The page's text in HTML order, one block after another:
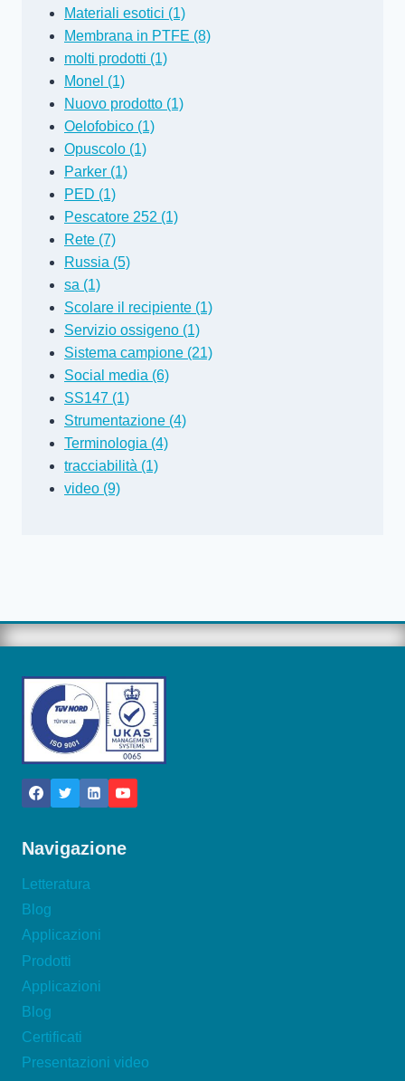
Materiali esotici (1)
Membrana in PTFE (8)
molti prodotti (1)
Monel (1)
Nuovo prodotto (1)
Oelofobico (1)
Opuscolo (1)
Parker (1)
PED (1)
Pescatore 252 (1)
Rete (7)
Russia (5)
sa (1)
Scolare il recipiente (1)
Servizio ossigeno (1)
Sistema campione (21)
Social media (6)
SS147 (1)
Strumentazione (4)
Terminologia (4)
tracciabilità (1)
video (9)
Navigazione
Letteratura
Blog
Applicazioni
Prodotti
Applicazioni
Blog
Certificati
Presentazioni video